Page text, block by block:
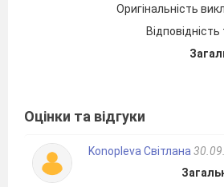
Оригінальність
Відповідність
Оцінки та відгуки
Konopleva Світлана